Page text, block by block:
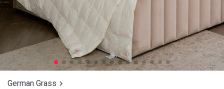
German Grass 